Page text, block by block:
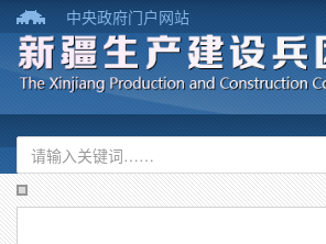
中央政府门户网站